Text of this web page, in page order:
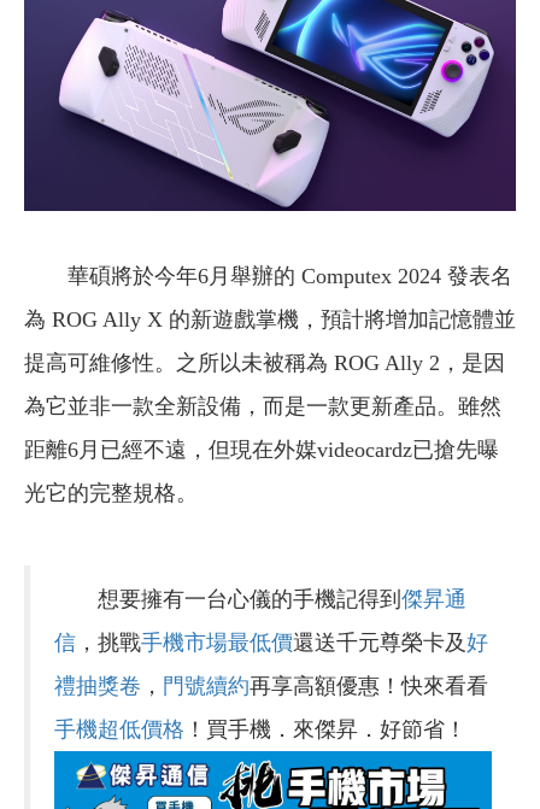
華碩將於今年6月舉辦的 Computex 2024 發表名
為 ROG Ally X 的新遊戲掌機，預計將增加記憶體並
提高可維修性。之所以未被稱為 ROG Ally 2，是因
為它並非一款全新設備，而是一款更新產品。雖然
距離6月已經不遠，但現在外媒videocardz已搶先曝
光它的完整規格。
想要擁有一台心儀的手機記得到 傑昇通
信 ，挑戰手機市場最低價還送千元尊榮卡及好
禮抽獎卷 ， 門號續約再享高額優惠！快來看看
手機超低價格 ！買手機．來傑昇．好節省！